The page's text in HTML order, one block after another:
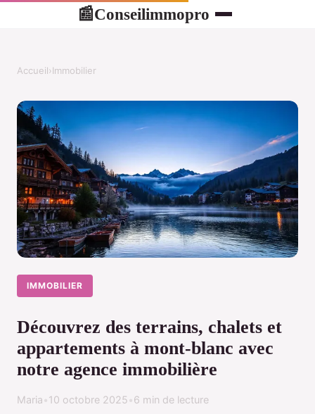
📰Conseilimmopro
Accueil›Immobilier
IMMOBILIER
Découvrez des terrains, chalets et
appartements à mont-blanc avec
notre agence immobilière
Maria 10 octobre 2025 6 min de lecture